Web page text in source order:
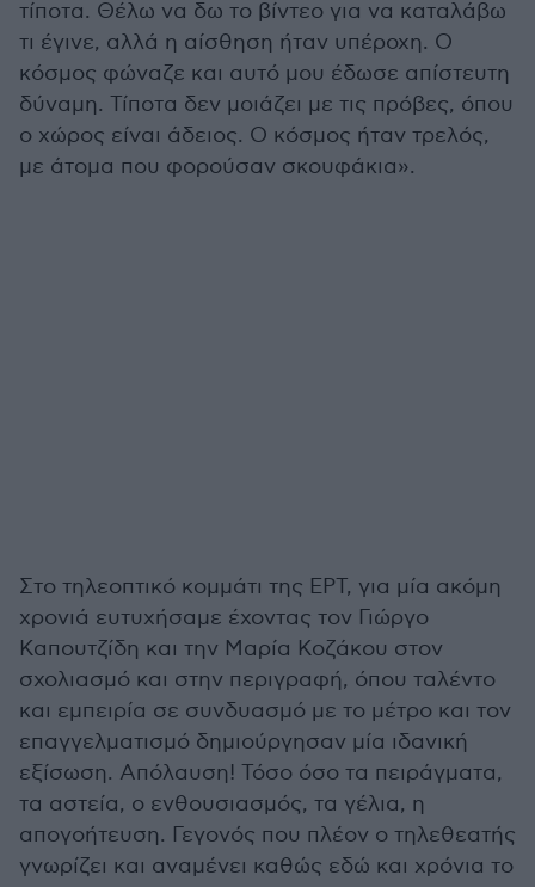
τίποτα. Θέλω να δω το βίντεο για να καταλάβω
τι έγινε, αλλά η αίσθηση ήταν υπέροχη. Ο
κόσμος φώναζε και αυτό μου έδωσε απίστευτη
δύναμη. Τίποτα δεν μοιάζει με τις πρόβες, όπου
ο χώρος είναι άδειος. Ο κόσμος ήταν τρελός,
με άτομα που φορούσαν σκουφάκια».
Στο τηλεοπτικό κομμάτι της ΕΡΤ, για μία ακόμη
χρονιά ευτυχήσαμε έχοντας τον Γιώργο
Καπουτζίδη και την Μαρία Κοζάκου στον
σχολιασμό και στην περιγραφή, όπου ταλέντο
και εμπειρία σε συνδυασμό με το μέτρο και τον
επαγγελματισμό δημιούργησαν μία ιδανική
εξίσωση. Απόλαυση! Τόσο όσο τα πειράγματα,
τα αστεία, ο ενθουσιασμός, τα γέλια, η
απογοήτευση. Γεγονός που πλέον ο τηλεθεατής
γνωρίζει και αναμένει καθώς εδώ και χρόνια το